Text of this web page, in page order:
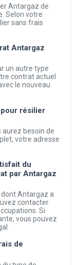
Antargaz de
Selon votre
sans frais
Antargaz
un autre type
contrat actuel
le nouveau
résilier
besoin de
votre adresse
du
par Antargaz
Antargaz a
contacter
Si
vous pouvez
de